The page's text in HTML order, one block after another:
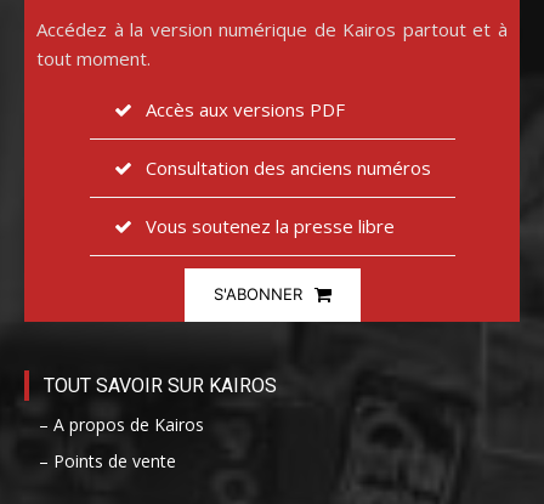
Accédez à la version numérique de Kairos partout et à
tout moment.
Accès aux versions PDF
Consultation des anciens numéros
Vous soutenez la presse libre
S'ABONNER
TOUT SAVOIR SUR KAIROS
– A propos de Kairos
– Points de vente